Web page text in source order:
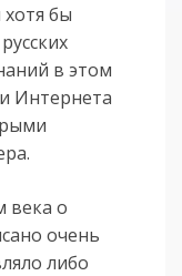
бы
в этом
Интернета
века о
очень
либо